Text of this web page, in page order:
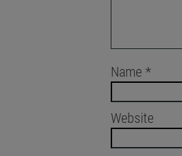
Name *
Website